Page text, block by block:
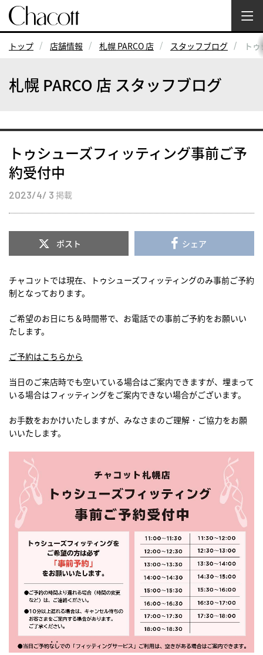
トップ 店舗情報 札幌 PARCO 店 スタッフブログ ト
札幌 PARCO 店 スタッフブログ
トゥシューズフィッティング事前ご予
約受付中
2023/4/ 3 掲載
ポスト シェア
チャコットでは現在、トゥシューズフィッティングのみ事前ご予約
制となっております。
ご希望のお日にち＆時間帯で、お電話での事前ご予約をお願いい
たします。
ご予約はこちらから
当日のご来店時でも空いている場合はご案内できますが、埋まって
いる場合はフィッティングをご案内できない場合がございます。
お手数をおかけいたしますが、みなさまのご理解・ご協力をお願
いいたします。